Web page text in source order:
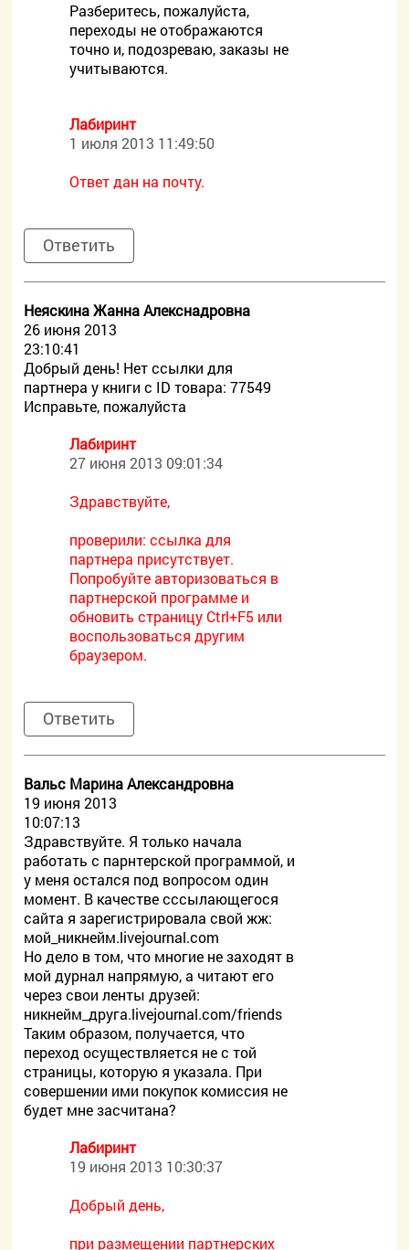
Разберитесь, пожалуйста,
переходы не отображаются
точно и, подозреваю, заказы не
учитываются.
Лабиринт
1 июля 2013 11:49:50
Ответ дан на почту.
Ответить
Неяскина Жанна Алекснадровна
26 июня 2013
23:10:41
Добрый день! Нет ссылки для
партнера у книги с ID товара: 77549
Исправьте, пожалуйста
Лабиринт
27 июня 2013 09:01:34
Здравствуйте,
проверили: ссылка для
партнера присутствует.
Попробуйте авторизоваться в
партнерской программе и
обновить страницу Ctrl+F5 или
воспользоваться другим
браузером.
Ответить
Вальс Марина Александровна
19 июня 2013
10:07:13
Здравствуйте. Я только начала
работать с парнтерской программой, и
у меня остался под вопросом один
момент. В качестве сссылающегося
сайта я зарегистрировала свой жж:
мой_никнейм.livejournal.com
Но дело в том, что многие не заходят в
мой дурнал напрямую, а читают его
через свои ленты друзей:
никнейм_друга.livejournal.com/friends
Таким образом, получается, что
переход осуществляется не с той
страницы, которую я указала. При
совершении ими покупок комиссия не
будет мне засчитана?
Лабиринт
19 июня 2013 10:30:37
Добрый день,
при размещении партнерских